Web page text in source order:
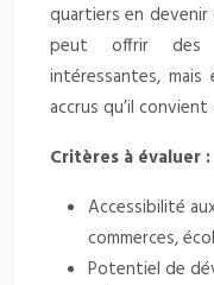
quartiers en
peut offrir des
intéressantes,
accrus qu’il convient
Critères à évaluer :
Accessibilité
commerces,
Potentiel de